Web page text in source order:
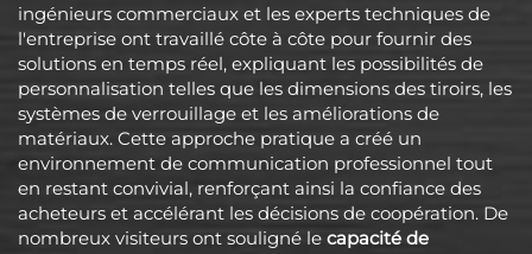
ingénieurs commerciaux et les experts techniques de
l'entreprise ont travaillé côte à côte pour fournir des
solutions en temps réel, expliquant les possibilités de
personnalisation telles que les dimensions des tiroirs, les
systèmes de verrouillage et les améliorations de
matériaux. Cette approche pratique a créé un
environnement de communication professionnel tout
en restant convivial, renforçant ainsi la confiance des
acheteurs et accélérant les décisions de coopération. De
nombreux visiteurs ont souligné le capacité de